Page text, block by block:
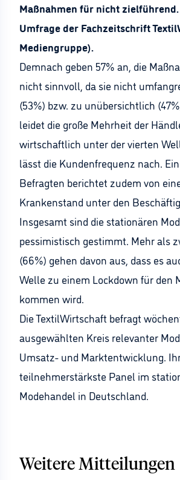
Maßnahmen für nicht
Umfrage der Fachzeitschrift
Mediengruppe).
Demnach geben 57% an, die
nicht sinnvoll, da sie nicht
(53%) bzw. zu unübersichtlich
leidet die große Mehrheit der
wirtschaftlich unter der vierten
lässt die Kundenfrequenz nach.
Befragten berichtet zudem von
Krankenstand unter den
Insgesamt sind die stationären
pessimistisch gestimmt. Mehr als
(66%) gehen davon aus, dass es
Welle zu einem Lockdown für den
kommen wird.
Die TextilWirtschaft befragt
ausgewählten Kreis relevanter
Umsatz- und Marktentwicklung.
teilnehmerstärkste Panel im
Modehandel in Deutschland.
Weitere Mitteilungen